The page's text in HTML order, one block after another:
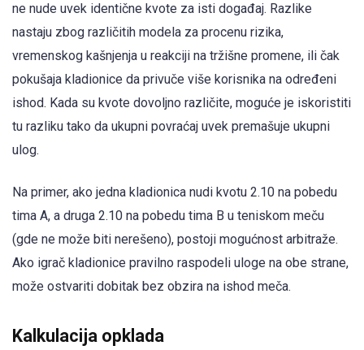
ne nude uvek identične kvote za isti događaj. Razlike
nastaju zbog različitih modela za procenu rizika,
vremenskog kašnjenja u reakciji na tržišne promene, ili čak
pokušaja kladionice da privuče više korisnika na određeni
ishod. Kada su kvote dovoljno različite, moguće je iskoristiti
tu razliku tako da ukupni povraćaj uvek premašuje ukupni
ulog.
Na primer, ako jedna kladionica nudi kvotu 2.10 na pobedu
tima A, a druga 2.10 na pobedu tima B u teniskom meču
(gde ne može biti nerešeno), postoji mogućnost arbitraže.
Ako igrač kladionice pravilno raspodeli uloge na obe strane,
može ostvariti dobitak bez obzira na ishod meča.
Kalkulacija opklada